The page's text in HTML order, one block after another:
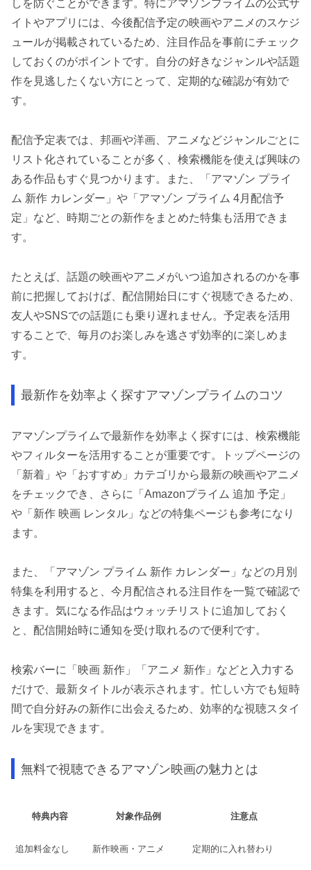
しを防ぐことができます。特にアマゾンプライムの公式サ
イトやアプリには、今後配信予定の映画やアニメのスケジ
ュールが掲載されているため、注目作品を事前にチェック
しておくのがポイントです。自分の好きなジャンルや話題
作を見逃したくない方にとって、定期的な確認が有効で
す。
配信予定表では、邦画や洋画、アニメなどジャンルごとに
リスト化されていることが多く、検索機能を使えば興味の
ある作品もすぐ見つかります。また、「アマゾン プライ
ム 新作 カレンダー」や「アマゾン プライム 4月配信予
定」など、時期ごとの新作をまとめた特集も活用できま
す。
たとえば、話題の映画やアニメがいつ追加されるのかを事
前に把握しておけば、配信開始日にすぐ視聴できるため、
友人やSNSでの話題にも乗り遅れません。予定表を活用
することで、毎月のお楽しみを逃さず効率的に楽しめま
す。
最新作を効率よく探すアマゾンプライムのコツ
アマゾンプライムで最新作を効率よく探すには、検索機能
やフィルターを活用することが重要です。トップページの
「新着」や「おすすめ」カテゴリから最新の映画やアニメ
をチェックでき、さらに「Amazonプライム 追加 予定」
や「新作 映画 レンタル」などの特集ページも参考になり
ます。
また、「アマゾン プライム 新作 カレンダー」などの月別
特集を利用すると、今月配信される注目作を一覧で確認で
きます。気になる作品はウォッチリストに追加しておく
と、配信開始時に通知を受け取れるので便利です。
検索バーに「映画 新作」「アニメ 新作」などと入力する
だけで、最新タイトルが表示されます。忙しい方でも短時
間で自分好みの新作に出会えるため、効率的な視聴スタイ
ルを実現できます。
無料で視聴できるアマゾン映画の魅力とは
特典内容 対象作品例 注意点
追加料金なし 新作映画・アニメ 定期的に入れ替わり